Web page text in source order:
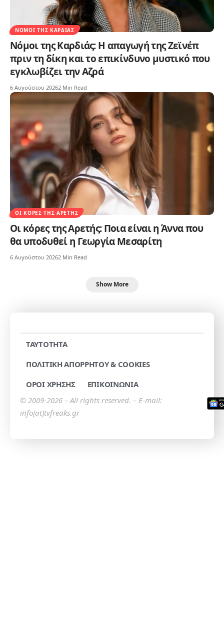
ΝΌΜΟΙ ΤΗΣ ΚΑΡΔΙΆΣ
Νόμοι της Καρδιάς: Η απαγωγή της Ζεϊνέπ
πριν τη δίκη και το επικίνδυνο μυστικό που
εγκλωβίζει την Αζρά
6 Αυγούστου 20262 Min Read
ΟΙ ΚΌΡΕΣ ΤΗΣ ΑΡΕΤΉΣ
Οι κόρες της Αρετής: Ποια είναι η Άννα που
θα υποδυθεί η Γεωργία Μεσαρίτη
6 Αυγούστου 20262 Min Read
Show More
TAYTOTHTA
ΠΟΛΙΤΙΚΗ ΑΠΟΡΡΗΤΟΥ & COOKIES
ΟΡΟΙ ΧΡΗΣΗΣ
ΕΠΙΚΟΙΝΩΝΙΑ
© 2009-2026 – All rights reserved. – E-mail:
info[at]tvfreaks.gr